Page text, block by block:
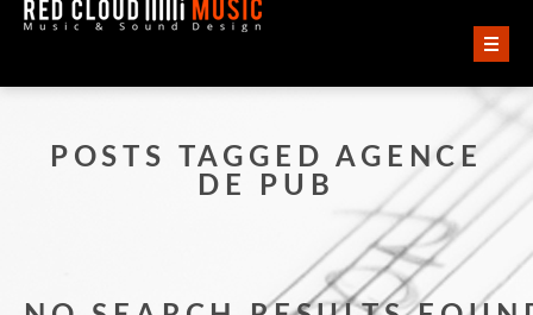
ACCUEIL
VIDÉOS
AUDIO
QUI SOMMES-NOUS ?
POSTS TAGGED AGENCE
DE PUB